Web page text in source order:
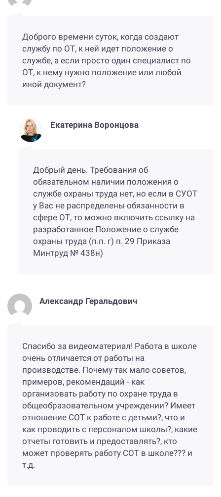
Доброго времени суток, когда создают
службу по ОТ, к ней идет положение о
службе, а если просто один специалист по
ОТ, к нему нужно положение или любой
иной документ?
Екатерина Воронцова
Добрый день. Требования об
обязательном наличии положения о
службе охраны труда нет, но если в СУОТ
у Вас не распределены обязанности в
сфере ОТ, то можно включить ссылку на
разработанное Положение о службе
охраны труда (п.п. г) п. 29 Приказа
Минтруд № 438н)
Александр Геральдович
Спасибо за видеоматериал! Работа в школе
очень отличается от работы на
производстве. Почему так мало советов,
примеров, рекомендаций - как
организовать работу по охране труда в
общеобразовательном учреждении? Имеет
отношение СОТ к работе с детьми?, что и
как проводить с персоналом школы?, какие
отчеты готовить и предоставлять?, кто
может проверять работу СОТ в школе??? и
т.д.